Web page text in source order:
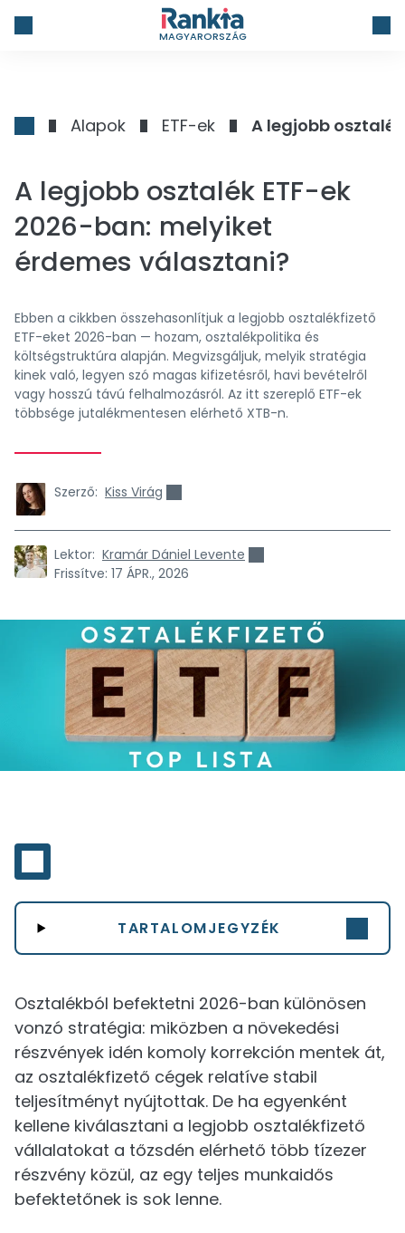
MAGYARORSZÁG
Alapok ETF-ek A legjobb
A legjobb osztalék ETF-ek
2026-ban: melyiket
érdemes választani?
Ebben a cikkben összehasonlítjuk a legjobb osztalékfizető
ETF-eket 2026-ban — hozam, osztalékpolitika és
költségstruktúra alapján. Megvizsgáljuk, melyik stratégia
kinek való, legyen szó magas kifizetésről, havi bevételről
vagy hosszú távú felhalmozásról. Az itt szereplő ETF-ek
többsége jutalékmentesen elérhető XTB-n.
Szerző: Kiss Virág
Lektor: Kramár Dániel Levente
Frissítve: 17 ÁPR., 2026
TARTALOMJEGYZÉK
Osztalékból befektetni 2026-ban különösen
vonzó stratégia: miközben a növekedési
részvények idén komoly korrekción mentek át,
az osztalékfizető cégek relatíve stabil
teljesítményt nyújtottak. De ha egyenként
kellene kiválasztani a legjobb osztalékfizető
vállalatokat a tőzsdén elérhető több tízezer
részvény közül, az egy teljes munkaidős
befektetőnek is sok lenne.